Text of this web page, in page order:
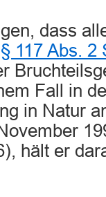
dass
§ 117 Abs. 2
Fall in
in Natur
hält er